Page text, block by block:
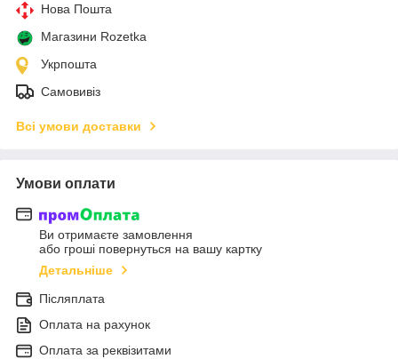
Нова Пошта
Магазини Rozetka
Укрпошта
Самовивіз
Всі умови доставки
Умови оплати
Ви отримаєте замовлення
або гроші повернуться на вашу картку
Детальніше
Післяплата
Оплата на рахунок
Оплата за реквізитами